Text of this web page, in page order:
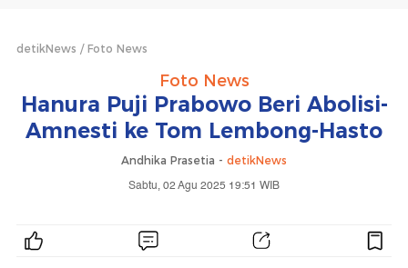
detikNews Foto News
Foto News
Hanura Puji Prabowo Beri Abolisi-
Amnesti ke Tom Lembong-Hasto
Andhika Prasetia - detikNews
Sabtu, 02 Agu 2025 19:51 WIB